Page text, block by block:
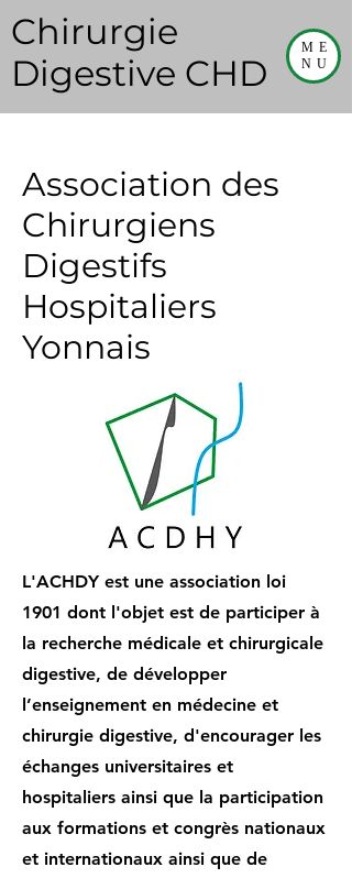
ME
NU
Chirurgie
Digestive CHD
Association des
Chirurgiens
Digestifs
Hospitaliers
Yonnais
L'ACHDY est une association loi
1901 dont l'objet est de participer à
la recherche médicale et chirurgicale
digestive, de développer
l’enseignement en médecine et
chirurgie digestive, d'encourager les
échanges universitaires et
hospitaliers ainsi que la participation
aux formations et congrès nationaux
et internationaux ainsi que de